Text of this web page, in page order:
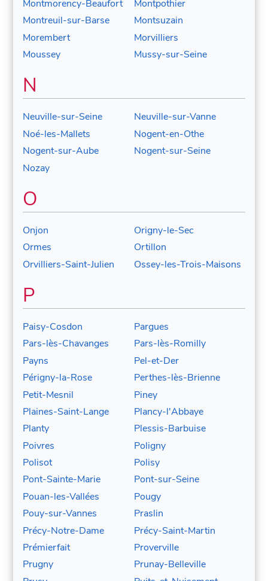
Montmorency-Beaufort
Montpothier
Montreuil-sur-Barse
Montsuzain
Morembert
Morvilliers
Moussey
Mussy-sur-Seine
N
Neuville-sur-Seine
Neuville-sur-Vanne
Noé-les-Mallets
Nogent-en-Othe
Nogent-sur-Aube
Nogent-sur-Seine
Nozay
O
Onjon
Origny-le-Sec
Ormes
Ortillon
Orvilliers-Saint-Julien
Ossey-les-Trois-Maisons
P
Paisy-Cosdon
Pargues
Pars-lès-Chavanges
Pars-lès-Romilly
Payns
Pel-et-Der
Périgny-la-Rose
Perthes-lès-Brienne
Petit-Mesnil
Piney
Plaines-Saint-Lange
Plancy-l'Abbaye
Planty
Plessis-Barbuise
Poivres
Poligny
Polisot
Polisy
Pont-Sainte-Marie
Pont-sur-Seine
Pouan-les-Vallées
Pougy
Pouy-sur-Vannes
Praslin
Précy-Notre-Dame
Précy-Saint-Martin
Prémierfait
Proverville
Prugny
Prunay-Belleville